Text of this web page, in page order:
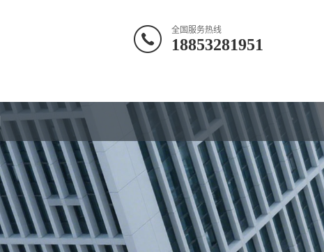
全国服务热线
18853281951